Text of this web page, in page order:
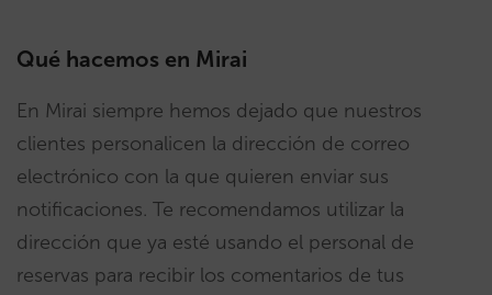
Qué hacemos en Mirai
En Mirai siempre hemos dejado que nuestros
clientes personalicen la dirección de correo
electrónico con la que quieren enviar sus
notificaciones. Te recomendamos utilizar la
dirección que ya esté usando el personal de
reservas para recibir los comentarios de tus